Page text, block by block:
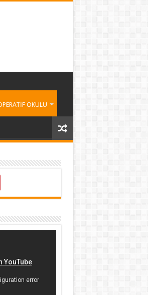
OKULU